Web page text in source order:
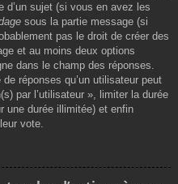
d’un sujet (si vous en avez les
sous la partie message (si
pas le droit de créer des
et au moins deux options
dans le champ des réponses.
réponses qu’un utilisateur peut
par l’utilisateur », limiter la durée
une durée illimitée) et enfin
vote.